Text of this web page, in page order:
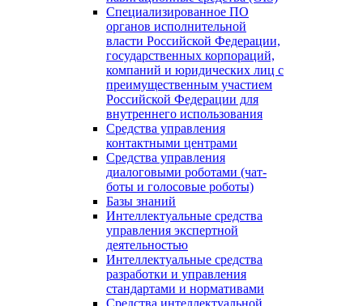
Специализированное ПО
органов исполнительной
власти Российской Федерации,
государственных корпораций,
компаний и юридических лиц с
преимущественным участием
Российской Федерации для
внутреннего использования
Средства управления
контактными центрами
Средства управления
диалоговыми роботами (чат-
боты и голосовые роботы)
Базы знаний
Интеллектуальные средства
управления экспертной
деятельностью
Интеллектуальные средства
разработки и управления
стандартами и нормативами
Средства интеллектуальной